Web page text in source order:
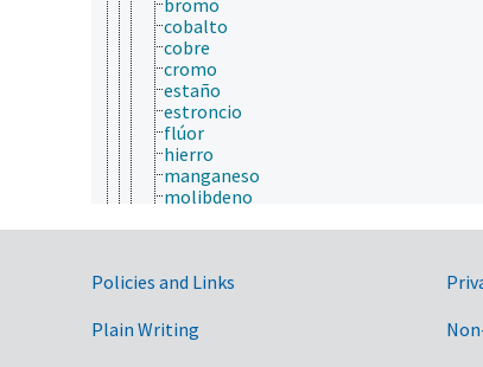
cobalto
cobre
cromo
estaño
estroncio
flúor
hierro
manganeso
molibdeno
silicio
yodo
zinc
Government Links
Policies and Links
Plain Writing